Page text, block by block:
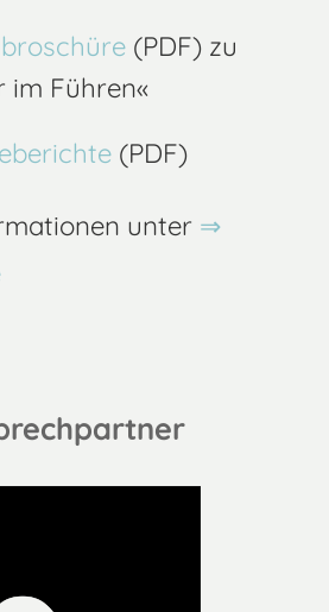
(PDF) zu
im Führen«
(PDF)
unter